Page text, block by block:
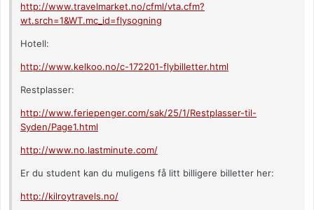
http://www.travelmarket.no/cfml/vta.cfm?
wt.srch=1&WT.mc_id=flysogning
Hotell:
http://www.kelkoo.no/c-172201-flybilletter.html
Restplasser:
http://www.feriepenger.com/sak/25/1/Restplasser-til-
Syden/Page1.html
http://www.no.lastminute.com/
Er du student kan du muligens få litt billigere billetter her:
http://kilroytravels.no/